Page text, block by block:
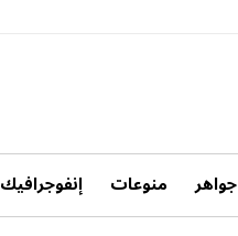
جواهر منوعات إنفوجرافيك